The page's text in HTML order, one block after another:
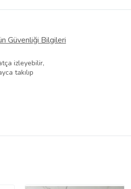
Güvenliği Bilgileri
izleyebilir,
takılıp